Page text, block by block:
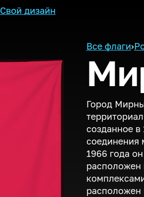
Свой дизайн
Все флаги›
Город
созданное в
соединения
1966 года
расположен